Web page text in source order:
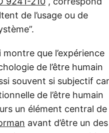
de l’usage ou de
que l’expérience
de l’être humain
souvent si subjectif car
de l’être humain
un élément central de
avant d’être un des